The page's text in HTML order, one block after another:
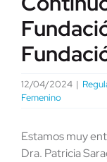
12/04/2024 |
Femenino
Estamos muy
Dra. Patricia